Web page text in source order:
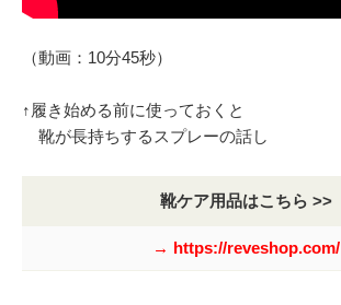
（動画：10分45秒）
↑履き始める前に使っておくと
靴が長持ちするスプレーの話し
靴ケア用品はこちら >>
→ https://reveshop.com/